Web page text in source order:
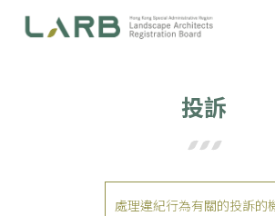
投訴
處理違紀行為有關的投訴的